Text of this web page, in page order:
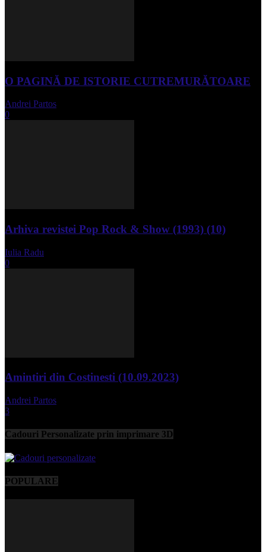
O PAGINĂ DE ISTORIE CUTREMURĂTOARE
Andrei Partos
0
Arhiva revistei Pop Rock & Show (1993) (10)
Iulia Radu
0
Amintiri din Costinesti (10.09.2023)
Andrei Partos
3
Cadouri Personalizate prin imprimare 3D
POPULARE